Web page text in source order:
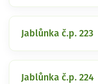
Jablůnka č.p. 223
Jablůnka č.p. 224